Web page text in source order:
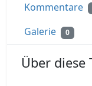
Kommentare
Galerie 0
Über diese